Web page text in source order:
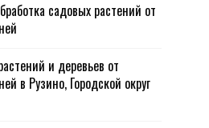
садовых растений от
и деревьев от
в Рузино, Городской округ